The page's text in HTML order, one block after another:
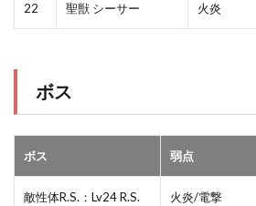
22 聖獣 シーサー 火炎
ボス
ボス 弱点
敵性体R.S.：Lv24 R.S. 火炎/電撃